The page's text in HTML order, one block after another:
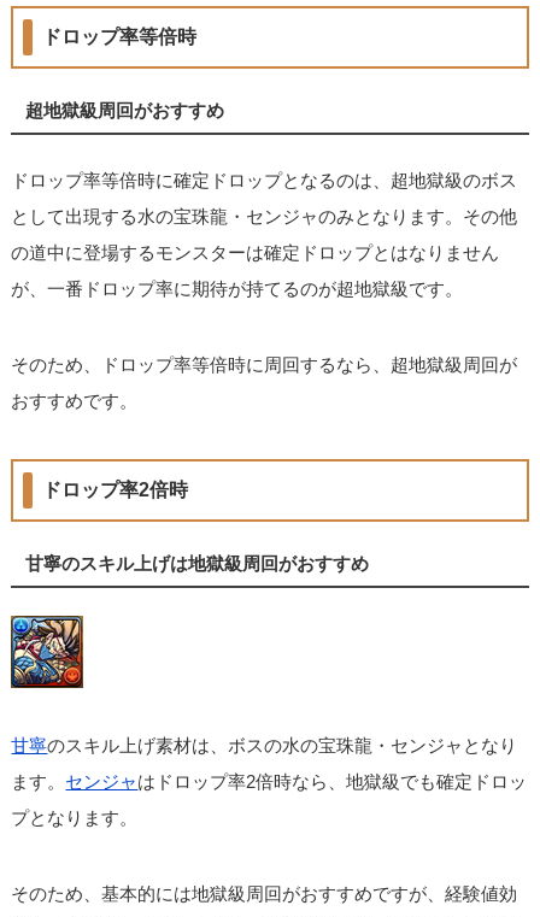
ドロップ率等倍時
超地獄級周回がおすすめ
ドロップ率等倍時に確定ドロップとなるのは、超地獄級のボス
として出現する水の宝珠龍・センジャのみとなります。その他
の道中に登場するモンスターは確定ドロップとはなりません
が、一番ドロップ率に期待が持てるのが超地獄級です。
そのため、ドロップ率等倍時に周回するなら、超地獄級周回が
おすすめです。
ドロップ率2倍時
甘寧のスキル上げは地獄級周回がおすすめ
甘寧のスキル上げ素材は、ボスの水の宝珠龍・センジャとなり
ます。 センジャはドロップ率2倍時なら、地獄級でも確定ドロッ
プとなります。
そのため、基本的には地獄級周回がおすすめですが、経験値効